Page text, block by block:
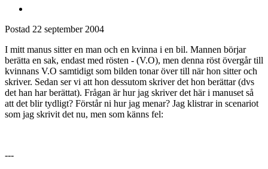
Postad 22 september 2004
I mitt manus sitter en man och en kvinna i en bil. Mannen börjar
berätta en sak, endast med rösten - (V.O), men denna röst övergår till
kvinnans V.O samtidigt som bilden tonar över till när hon sitter och
skriver. Sedan ser vi att hon dessutom skriver det hon berättar (dvs
det han har berättat). Frågan är hur jag skriver det här i manuset så
att det blir tydligt? Förstår ni hur jag menar? Jag klistrar in scenariot
som jag skrivit det nu, men som känns fel:
---